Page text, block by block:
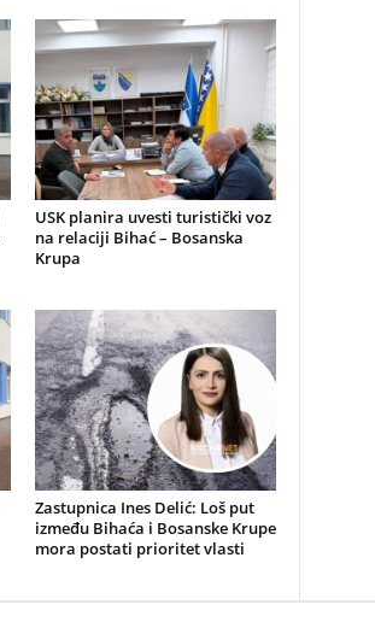
USK planira uvesti turistički voz
na relaciji Bihać – Bosanska
Krupa
Zastupnica Ines Delić: Loš put
između Bihaća i Bosanske Krupe
mora postati prioritet vlasti